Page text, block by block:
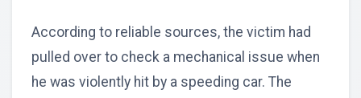
According to reliable sources, the victim had
pulled over to check a mechanical issue when
he was violently hit by a speeding car. The